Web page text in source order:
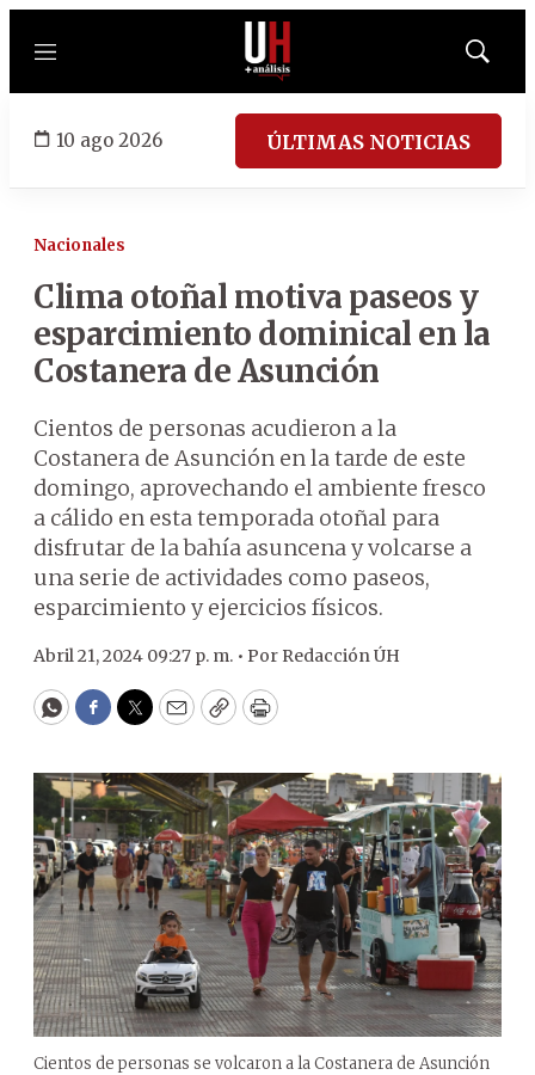
Menú
Mostrar
10 ago 2026 ÚLTIMAS NOTICIAS
Nacionales
Clima otoñal motiva paseos y
esparcimiento dominical en la
Costanera de Asunción
Cientos de personas acudieron a la
Costanera de Asunción en la tarde de este
domingo, aprovechando el ambiente fresco
a cálido en esta temporada otoñal para
disfrutar de la bahía asuncena y volcarse a
una serie de actividades como paseos,
esparcimiento y ejercicios físicos.
Abril 21, 2024 09:27 p. m. • Por Redacción ÚH
WhatsApp
Facebook
Twitter
EmailCopyPrint
Cientos de personas se volcaron a la Costanera de Asunción